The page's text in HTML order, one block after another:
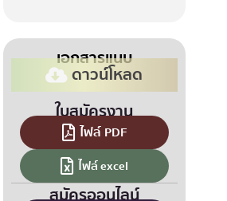
เอกสารแนบ
ดาวน์โหลด
ใบสมัครงาน
ไฟล์ PDF
ไฟล์ excel
สมัครออนไลน์